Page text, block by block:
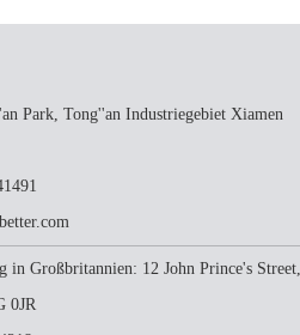
Park, Tong''an Industriegebiet Xiamen
in Großbritannien: 12 John Prince's Street,
0JR